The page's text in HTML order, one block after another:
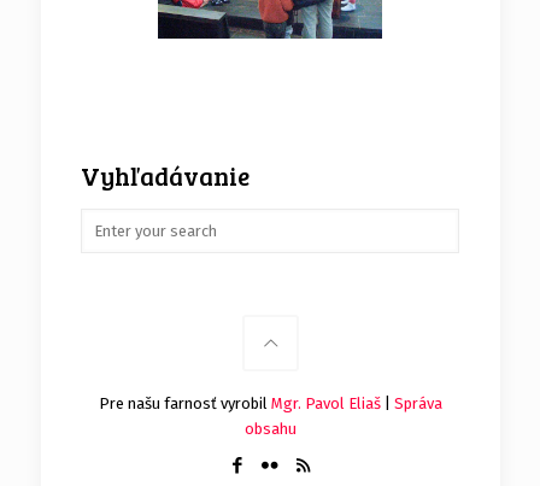
Vyhľadávanie
Pre našu farnosť vyrobil Mgr. Pavol Eliaš| Správa
obsahu